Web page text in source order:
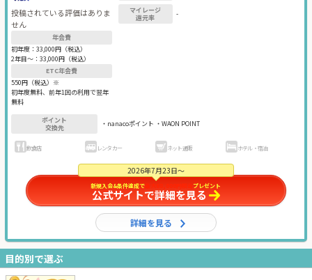
投稿されている評価はありま
せん
年会費
初年度： 33,000円（税込）
2年目〜： 33,000円（税込）
ETC年会費
550円（税込）※
初年度無料、前年1回の利用で翌年
無料
マイレージ
還元率
-
ポイント
交換先
・nanacoポイント ・WAON POINT
飲食店 レンタカー ネット通販 ホテル・宿泊
新規入会&条件達成で プレゼント
2026年7月23日～
公式サイトで詳細を見る
詳細を見る
目的別で選ぶ